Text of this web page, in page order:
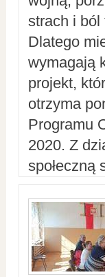
strach i ból
Dlatego
wymagają
projekt,
otrzyma
Programu
2020. Z
społeczną